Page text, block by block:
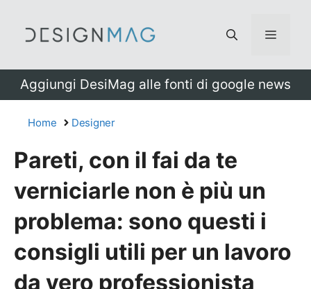
Menu
Aggiungi DesiMag alle fonti di google news
Home Designer
Pareti, con il fai da te
verniciarle non è più un
problema: sono questi i
consigli utili per un lavoro
da vero professionista